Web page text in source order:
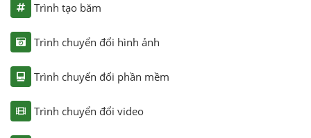
Trình tạo băm
Trình chuyển đổi hình ảnh
Trình chuyển đổi phần mềm
Trình chuyển đổi video